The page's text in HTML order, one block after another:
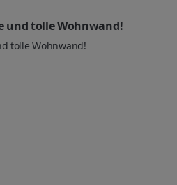
und tolle Wohnwand!
tolle Wohnwand!